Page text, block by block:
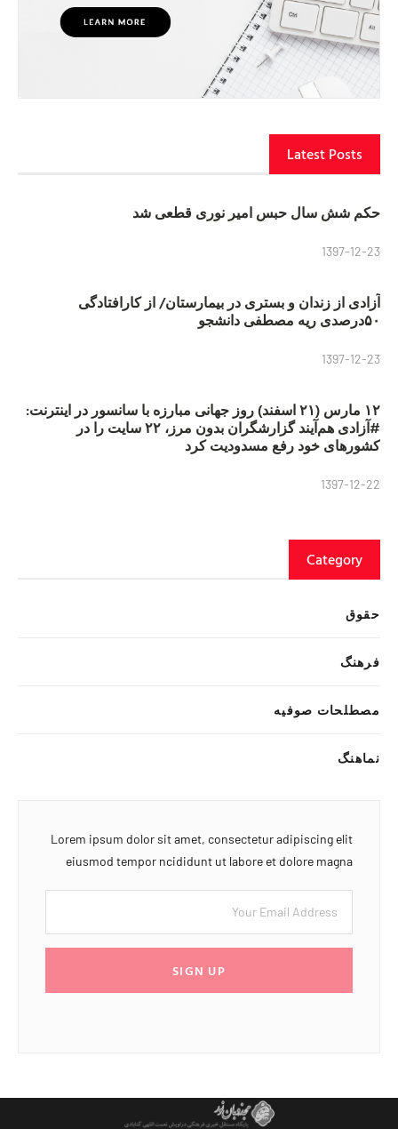
Latest Posts
حکم شش سال حبس امیر نوری قطعی شد
1397-12-23
آزادی از زندان و بستری در بیمارستان/ از کارافتادگی
۵۰درصدی ریه مصطفی دانشجو
1397-12-23
۱۲ مارس (۲۱ اسفند) روز جهانی مبارزه با سانسور در اینترنت:
#آزادی هم‌آیند گزارشگران‌ بدون مرز، ۲۲ سایت را در
کشورهای خود رفع مسدودیت کرد
1397-12-22
Category
حقوق
فرهنگ
مصطلحات صوفیه
نماهنگ
Lorem ipsum dolor sit amet, consectetur adipiscing elit
eiusmod tempor ncididunt ut labore et dolore magna
SIGN UP